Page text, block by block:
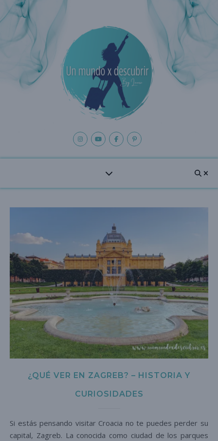
¿QUÉ VER EN ZAGREB? – HISTORIA Y
CURIOSIDADES
Si estás pensando visitar Croacia no te puedes perder su
capital, Zagreb. La conocida como ciudad de los parques